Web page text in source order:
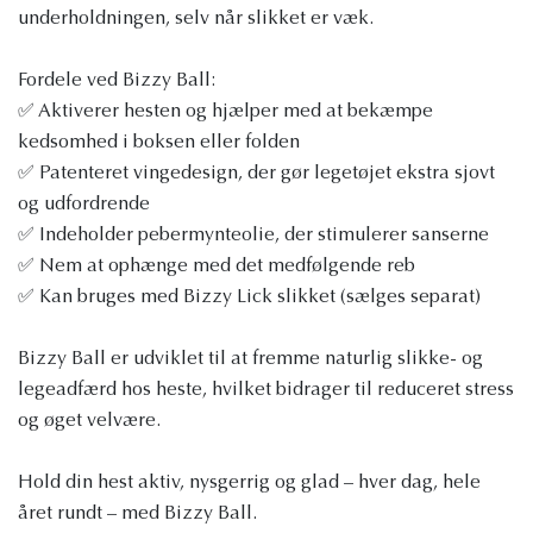
underholdningen, selv når slikket er væk.
Fordele ved Bizzy Ball:
✅ Aktiverer hesten og hjælper med at bekæmpe
kedsomhed i boksen eller folden
✅ Patenteret vingedesign, der gør legetøjet ekstra sjovt
og udfordrende
✅ Indeholder pebermynteolie, der stimulerer sanserne
✅ Nem at ophænge med det medfølgende reb
✅ Kan bruges med Bizzy Lick slikket (sælges separat)
Bizzy Ball er udviklet til at fremme naturlig slikke- og
legeadfærd hos heste, hvilket bidrager til reduceret stress
og øget velvære.
Hold din hest aktiv, nysgerrig og glad – hver dag, hele
året rundt – med Bizzy Ball.